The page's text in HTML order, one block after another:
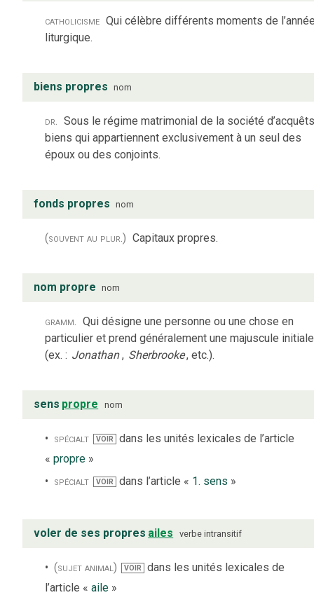
catholicisme Qui célèbre différents moments de
liturgique.
biens propres nom
dr. Sous le régime matrimonial de la société
biens qui appartiennent exclusivement à un seul des
époux ou des conjoints.
fonds propres nom
(souvent au plur.) Capitaux propres.
nom propre nom
gramm. Qui désigne une personne ou une chose en
particulier et prend généralement une majuscule initiale
(ex. : Jonathan, Sherbrooke, etc.).
sens propre nom
spécialt VOIR dans les unités lexicales de l’article
« propre »
spécialt
VOIR dans l’article « 1. sens »
voler de ses propres ailes verbe intransitif
(sujet animal) VOIR dans les unités lexicales de
l’article « aile »